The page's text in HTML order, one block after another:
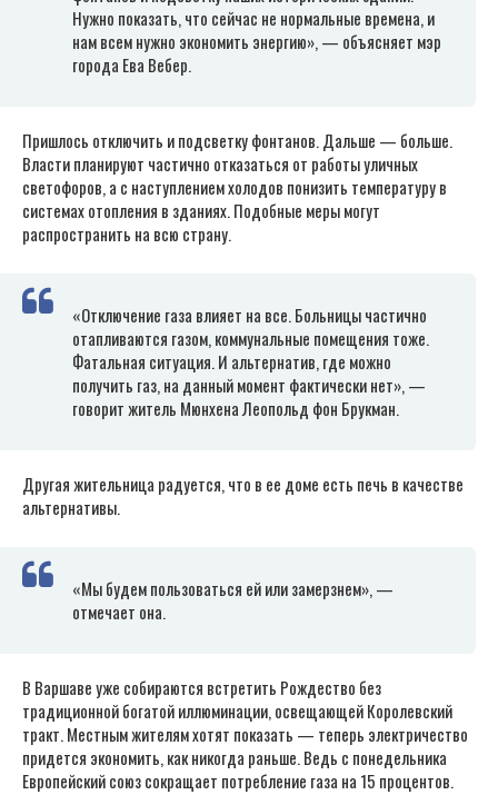
Нужно показать, что сейчас не нормальные времена, и
нам всем нужно экономить энергию», — объясняет мэр
города Ева Вебер.
Пришлось отключить и подсветку фонтанов. Дальше — больше.
Власти планируют частично отказаться от работы уличных
светофоров, а с наступлением холодов понизить температуру в
системах отопления в зданиях. Подобные меры могут
распространить на всю страну.
«Отключение газа влияет на все. Больницы частично
отапливаются газом, коммунальные помещения тоже.
Фатальная ситуация. И альтернатив, где можно
получить газ, на данный момент фактически нет», —
говорит житель Мюнхена Леопольд фон Брукман.
Другая жительница радуется, что в ее доме есть печь в качестве
альтернативы.
«Мы будем пользоваться ей или замерзнем», —
отмечает она.
В Варшаве уже собираются встретить Рождество без
традиционной богатой иллюминации, освещающей Королевский
тракт. Местным жителям хотят показать — теперь электричество
придется экономить, как никогда раньше. Ведь с понедельника
Европейский союз сокращает потребление газа на 15 процентов.